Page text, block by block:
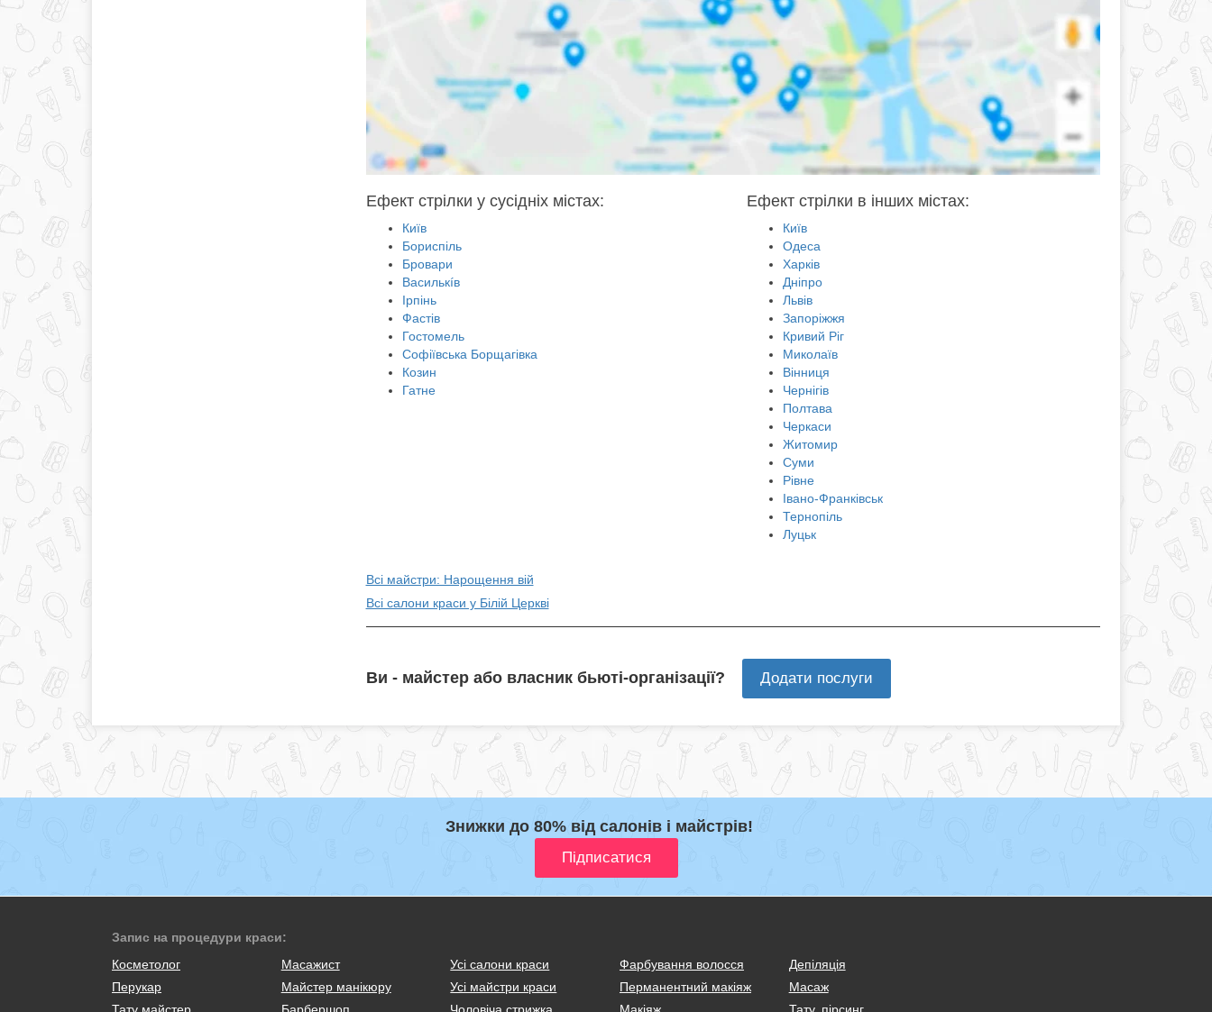
Ефект стрілки у сусідніх містах:
Київ
Бориспіль
Бровари
Василькíв
Ірпінь
Фастів
Гостомель
Софіївська Борщагівка
Козин
Гатне
Ефект стрілки в інших містах:
Київ
Одеса
Харків
Дніпро
Львів
Запоріжжя
Кривий Ріг
Миколаїв
Вінниця
Чернігів
Полтава
Черкаси
Житомир
Суми
Рівне
Івано-Франківськ
Тернопіль
Луцьк
Всі майстри: Нарощення вій
Всі салони краси у Білій Церкві
Ви - майстер або власник бьюті-організації? Додати послуги
Знижки до 80% від салонів і майстрів!
Запис на процедури краси:
Косметолог
Масажист
Перукар
Майстер манікюру
Тату майстер
Барбершоп
Усі салони краси
Усі майстри краси
Чоловіча стрижка
Фарбування волосся
Перманентний макіяж
Макіяж
Депіляція
Масаж
Тату, пірсинг